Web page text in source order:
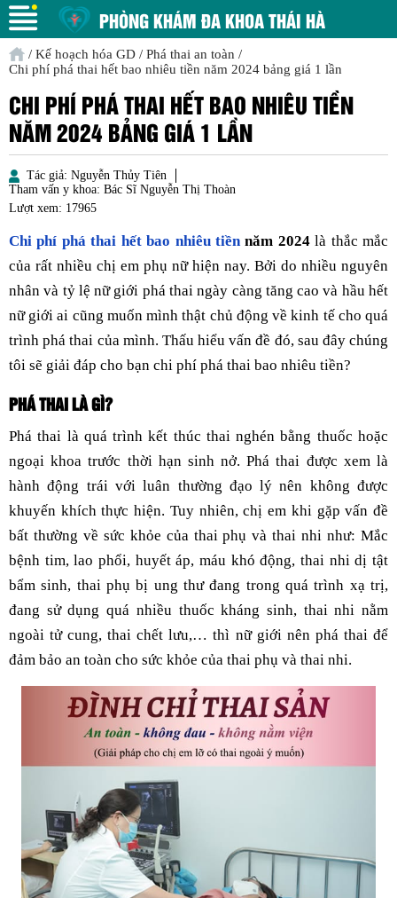
PHÒNG KHÁM ĐA KHOA THÁI HÀ
/ Kế hoạch hóa GD / Phá thai an toàn /
Chi phí phá thai hết bao nhiêu tiền năm 2024 bảng giá 1 lần
CHI PHÍ PHÁ THAI HẾT BAO NHIÊU TIỀN
NĂM 2024 BẢNG GIÁ 1 LẦN
Tác giả: Nguyễn Thủy Tiên
Tham vấn y khoa: Bác Sĩ Nguyễn Thị Thoàn
Lượt xem: 17965
Chi phí phá thai hết bao nhiêu tiềnnăm 2024là thắc mắc
của rất nhiều chị em phụ nữ hiện nay. Bởi do nhiều nguyên
nhân và tỷ lệ nữ giới phá thai ngày càng tăng cao và hầu hết
nữ giới ai cũng muốn mình thật chủ động về kinh tế cho quá
trình phá thai của mình. Thấu hiểu vấn đề đó, sau đây chúng
tôi sẽ giải đáp cho bạn chi phí phá thai bao nhiêu tiền?
PHÁ THAI LÀ GÌ?
Phá thai là quá trình kết thúc thai nghén bằng thuốc hoặc
ngoại khoa trước thời hạn sinh nở. Phá thai được xem là
hành động trái với luân thường đạo lý nên không được
khuyến khích thực hiện. Tuy nhiên, chị em khi gặp vấn đề
bất thường về sức khỏe của thai phụ và thai nhi như: Mắc
bệnh tim, lao phổi, huyết áp, máu khó động, thai nhi dị tật
bẩm sinh, thai phụ bị ung thư đang trong quá trình xạ trị,
đang sử dụng quá nhiều thuốc kháng sinh, thai nhi nằm
ngoài tử cung, thai chết lưu,… thì nữ giới nên phá thai để
đảm bảo an toàn cho sức khỏe của thai phụ và thai nhi.